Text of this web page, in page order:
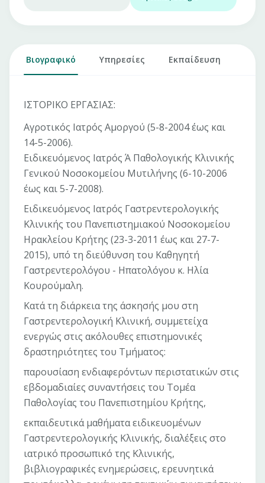
Βιογραφικό Υπηρεσίες Εκπαίδευση
ΙΣΤΟΡΙΚΟ ΕΡΓΑΣΙΑΣ:
Αγροτικός Ιατρός Αμοργού (5-8-2004 έως και
14-5-2006).
Ειδικευόμενος Ιατρός Ά Παθολογικής Κλινικής
Γενικού Νοσοκομείου Μυτιλήνης (6-10-2006
έως και 5-7-2008).
Ειδικευόμενος Ιατρός Γαστρεντερολογικής
Κλινικής του Πανεπιστημιακού Νοσοκομείου
Ηρακλείου Κρήτης (23-3-2011 έως και 27-7-
2015), υπό τη διεύθυνση του Καθηγητή
Γαστρεντερολόγου - Ηπατολόγου κ. Ηλία
Κουρούμαλη.
Κατά τη διάρκεια της άσκησής μου στη
Γαστρεντερολογική Κλινική, συμμετείχα
ενεργώς στις ακόλουθες επιστημονικές
δραστηριότητες του Τμήματος:
παρουσίαση ενδιαφερόντων περιστατικών στις
εβδομαδιαίες συναντήσεις του Τομέα
Παθολογίας του Πανεπιστημίου Κρήτης,
εκπαιδευτικά μαθήματα ειδικευομένων
Γαστρεντερολογικής Κλινικής, διαλέξεις στο
ιατρικό προσωπικό της Κλινικής,
βιβλιογραφικές ενημερώσεις, ερευνητικά